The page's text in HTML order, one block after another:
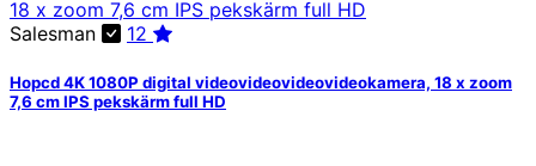
Salesman 12
Hopcd 4K 1080P digital videovideovideovideokamera, 18 x zoom
7,6 cm IPS pekskärm full HD